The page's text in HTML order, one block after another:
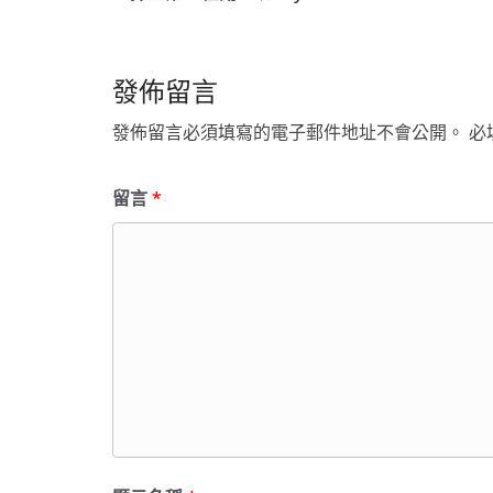
發佈留言
發佈留言必須填寫的電子郵件地址不會公開。 必
留言*